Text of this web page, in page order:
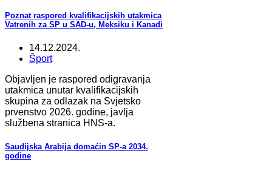
Poznat raspored kvalifikacijskih utakmica
Vatrenih za SP u SAD-u, Meksiku i Kanadi
14.12.2024.
Šport
Objavljen je raspored odigravanja
utakmica unutar kvalifikacijskih
skupina za odlazak na Svjetsko
prvenstvo 2026. godine, javlja
službena stranica HNS-a.
Saudijska Arabija domaćin SP-a 2034.
godine